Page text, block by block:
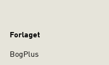
Forlaget
BogPlus